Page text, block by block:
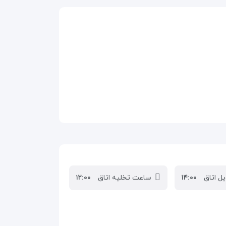
اتاق ۱۴:۰۰ ساعت تخلیه اتاق ۱۲:۰۰